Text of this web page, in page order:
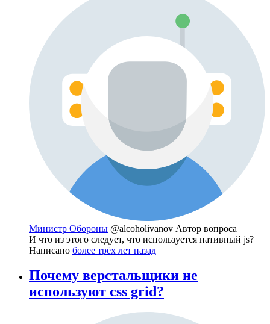
Министр Обороны @alcoholivanov Автор вопроса
И что из этого следует, что используется нативный js?
Написано более трёх лет назад
Почему верстальщики не
используют css grid?